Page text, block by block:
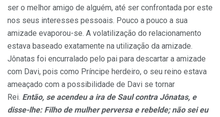
ser o melhor amigo de alguém, até ser confrontada por este
nos seus interesses pessoais. Pouco a pouco a sua
amizade evaporou-se. A volatilização do relacionamento
estava baseado exatamente na utilização da amizade.
Jônatas foi encurralado pelo pai para descartar a amizade
com Davi, pois como Príncipe herdeiro, o seu reino estava
ameaçado com a possibilidade de Davi se tornar
Rei. Então, se acendeu a ira de Saul contra Jônatas, e
disse-lhe: Filho de mulher perversa e rebelde; não sei eu